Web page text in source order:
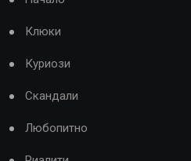
Клюки
Куриози
Скандали
Любопитно